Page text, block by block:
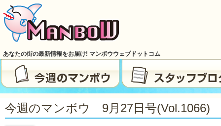
あなたの街の最新情報をお届け! マンボウウェブドットコム
今週のマンボウ 9月27日号(vol.1066)